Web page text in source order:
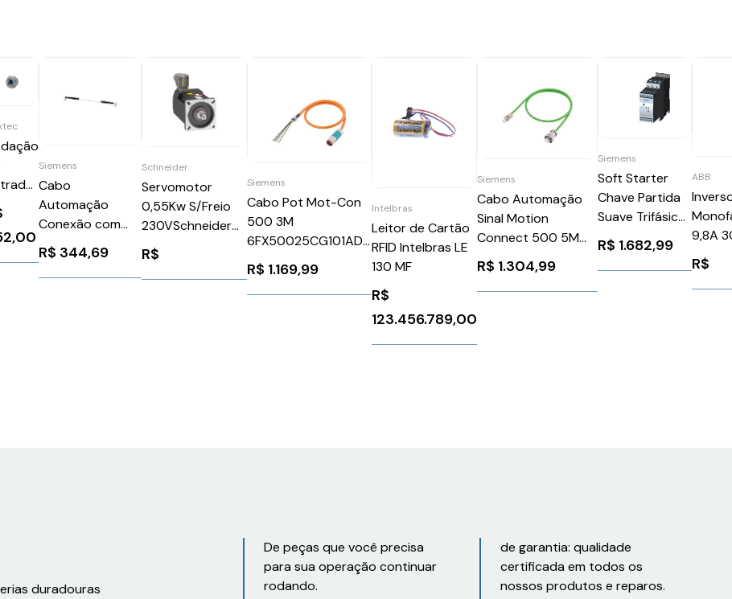
Cabo
T 31
Siemens
Cabo
Automação
Conexão com
Conector 0,5 M
para Módulo
Siemens
R$ 344,69
Schneider
Servomotor
0,55Kw S/Freio
230VSchneider
BMP0702R3NA2A
R$
Siemens
Cabo Pot Mot-Con
500 3M
6FX50025CG101AD0
Siemens 84924
R$ 1.169,99
Intelbras
Leitor de Cartão
RFID Intelbras LE
130 MF
R$
123.456.789,00
Siemens
Cabo Automação
Sinal Motion
Connect 500 5M
Sinamics S120
Siemens
6FX50022DC101AF0
R$ 1.304,99
Siemens
Soft Starter
Chave Partida
Suave Trifásica
Motores
24Vca/Vcc 25A
Siemens
3RW30261BB04
R$ 1.682,99
ABB
9,8A
ABB
R$
duradouras
De peças que você precisa
para sua operação continuar
rodando.
de garantia: qualidade
certificada em todos os
nossos produtos e reparos.